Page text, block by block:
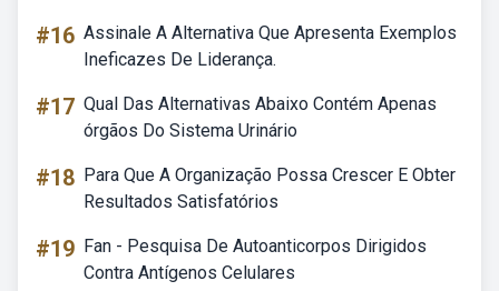
#16 Assinale A Alternativa Que Apresenta Exemplos
Ineficazes De Liderança.
#17 Qual Das Alternativas Abaixo Contém Apenas
órgãos Do Sistema Urinário
#18 Para Que A Organização Possa Crescer E Obter
Resultados Satisfatórios
#19 Fan - Pesquisa De Autoanticorpos Dirigidos
Contra Antígenos Celulares